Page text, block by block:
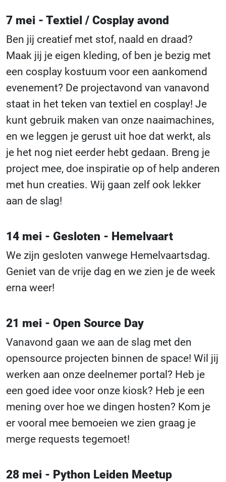
7 mei - Textiel / Cosplay avond
Ben jij creatief met stof, naald en draad?
Maak jij je eigen kleding, of ben je bezig met
een cosplay kostuum voor een aankomend
evenement? De projectavond van vanavond
staat in het teken van textiel en cosplay! Je
kunt gebruik maken van onze naaimachines,
en we leggen je gerust uit hoe dat werkt, als
je het nog niet eerder hebt gedaan. Breng je
project mee, doe inspiratie op of help anderen
met hun creaties. Wij gaan zelf ook lekker
aan de slag!
14 mei - Gesloten - Hemelvaart
We zijn gesloten vanwege Hemelvaartsdag.
Geniet van de vrije dag en we zien je de week
erna weer!
21 mei - Open Source Day
Vanavond gaan we aan de slag met den
opensource projecten binnen de space! Wil jij
werken aan onze deelnemer portal? Heb je
een goed idee voor onze kiosk? Heb je een
mening over hoe we dingen hosten? Kom je
er vooral mee bemoeien we zien graag je
merge requests tegemoet!
28 mei - Python Leiden Meetup